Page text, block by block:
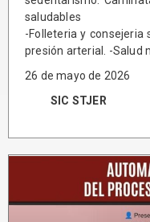
saludables
-Folleteria y consejeria
presión arterial. -Salud
26 de mayo de 2026
SIC STJER